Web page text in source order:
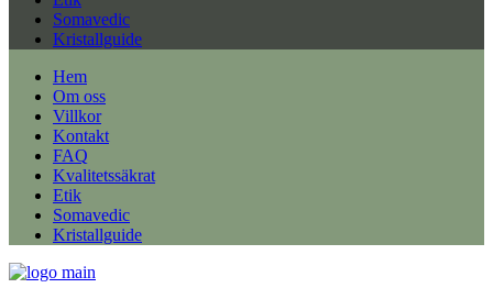
Somavedic
Kristallguide
Hem
Om oss
Villkor
Kontakt
FAQ
Kvalitetssäkrat
Etik
Somavedic
Kristallguide